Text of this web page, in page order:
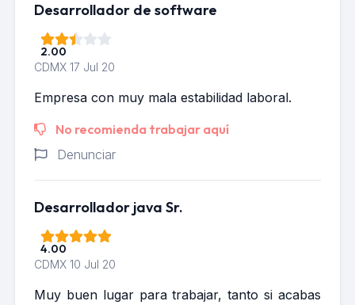
Desarrollador de software
2.00
CDMX 17 Jul 20
Empresa con muy mala estabilidad laboral.
No recomienda trabajar aquí
Denunciar
Desarrollador java Sr.
4.00
CDMX 10 Jul 20
Muy buen lugar para trabajar, tanto si acabas